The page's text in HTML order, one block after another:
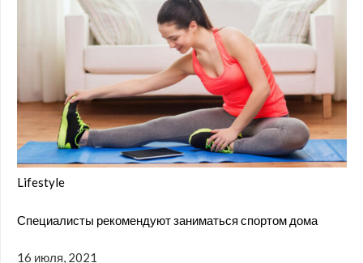
Lifestyle
Специалисты рекомендуют заниматься спортом дома
16 июля, 2021